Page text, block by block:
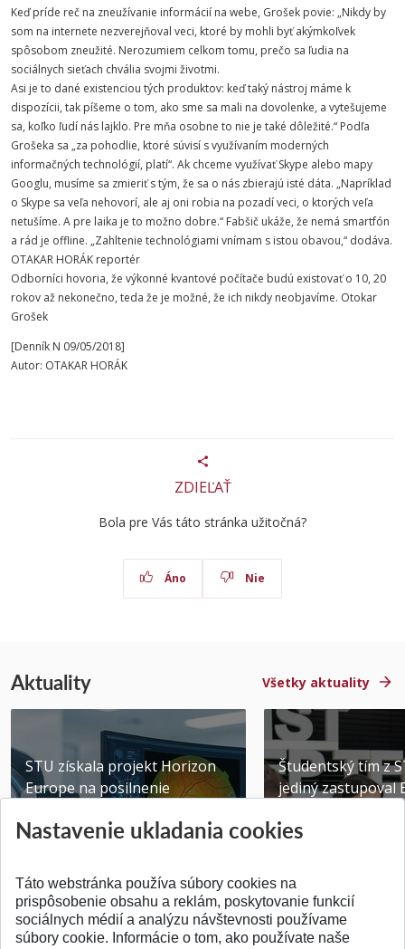
Keď príde reč na zneužívanie informácií na webe, Grošek povie: „Nikdy by
som na internete nezverejňoval veci, ktoré by mohli byť akýmkoľvek
spôsobom zneužité. Nerozumiem celkom tomu, prečo sa ľudia na
sociálnych sieťach chvália svojmi životmi.
Asi je to dané existenciou tých produktov: keď taký nástroj máme k
dispozícii, tak píšeme o tom, ako sme sa mali na dovolenke, a vytešujeme
sa, koľko ľudí nás lajklo. Pre mňa osobne to nie je také dôležité.“ Podľa
Grošeka sa „za pohodlie, ktoré súvisí s využívaním moderných
informačných technológií, platí“. Ak chceme využívať Skype alebo mapy
Googlu, musíme sa zmieriť s tým, že sa o nás zbierajú isté dáta. „Napríklad
o Skype sa veľa nehovorí, ale aj oni robia na pozadí veci, o ktorých veľa
netušíme. A pre laika je to možno dobre.“ Fabšič ukáže, že nemá smartfón
a rád je offline. „Zahltenie technológiami vnímam s istou obavou,“ dodáva.
OTAKAR HORÁK reportér
Odborníci hovoria, že výkonné kvantové počítače budú existovať o 10, 20
rokov až nekonečno, teda že je možné, že ich nikdy neobjavíme. Otokar
Grošek
[Denník N 09/05/2018]
Autor: OTAKAR HORÁK
ZDIEĽAŤ
Bola pre Vás táto stránka užitočná?
Áno Nie
Aktuality Všetky aktuality
STU získala projekt Horizon
Europe na posilnenie
Publikované 31.07.2026
Študentský tím z
jediný zastupoval
Publikované
Nastavenie ukladania cookies
Táto webstránka používa súbory cookies na
prispôsobenie obsahu a reklám, poskytovanie funkcií
sociálnych médií a analýzu návštevnosti používame
súbory cookie. Informácie o tom, ako používate naše